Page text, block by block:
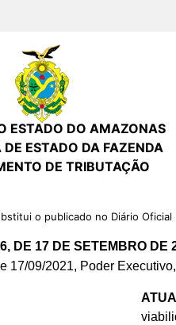
ESTADO DO AMAZONAS
DE ESTADO DA FAZENDA
DE TRIBUTAÇÃO
o publicado no Diário Oficial
DE 17 DE SETEMBRO DE
17/09/2021, Poder